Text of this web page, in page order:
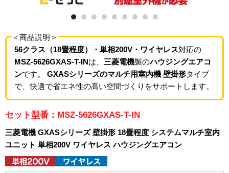
＜商品説明＞
56クラス（18畳程度）・単相200V・ワイヤレス対応の
MSZ-5626GXAS-T-INは、 三菱電機製のハウジングエアコ
ンです。 GXASシリーズのマルチ用室内機 壁掛形タイプ
で、快適で省エネ性の高い空間づくりをサポートします。
セット型番：MSZ-5626GXAS-T-IN
三菱電機 GXASシリーズ 壁掛形 18畳程度 システムマルチ室内
ユニット 単相200V ワイヤレス ハウジングエアコン